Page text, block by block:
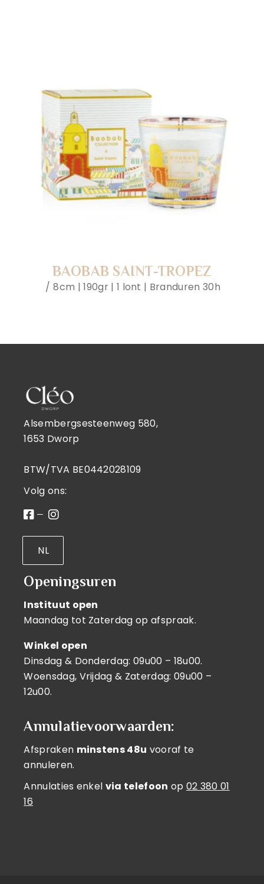
BAOBAB SAINT-TROPEZ
8cm | 190gr | 1 lont | Branduren 30h
Alsembergsesteenweg 580,
1653 Dworp
BTW/TVA BE0442028109
Volg ons:
NL
Openingsuren
Instituut open
Maandag tot Zaterdag op afspraak.
Winkel open
Dinsdag & Donderdag: 09u00 – 18u00.
Woensdag, Vrijdag & Zaterdag: 09u00 –
12u00.
Annulatievoorwaarden:
Afspraken minstens 48u vooraf te
annuleren.
Annulaties enkel via telefoon op 02 380 01
16